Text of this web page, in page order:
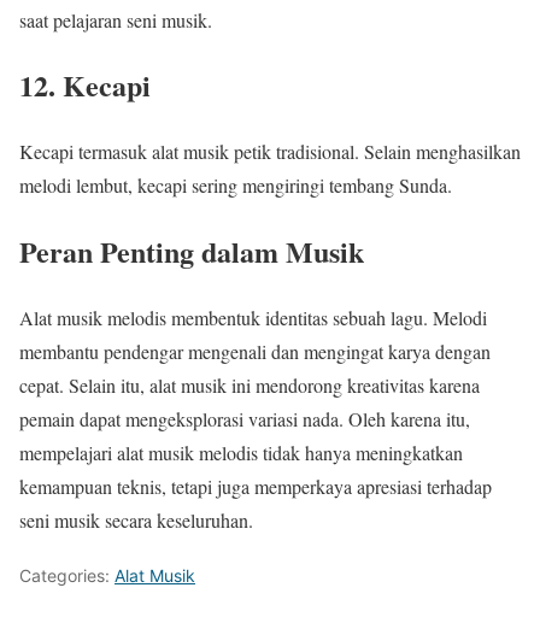
saat pelajaran seni musik.
12. Kecapi
Kecapitermasuk alat musik petik tradisional. Selain menghasilkan
melodi lembut, kecapi sering mengiringi tembang Sunda.
Peran Penting dalam Musik
Alat musik melodis membentuk identitas sebuah lagu. Melodi
membantu pendengar mengenali dan mengingat karya dengan
cepat. Selain itu, alat musik ini mendorong kreativitas karena
pemain dapat mengeksplorasi variasi nada. Oleh karena itu,
mempelajari alat musik melodis tidak hanya meningkatkan
kemampuan teknis, tetapi juga memperkaya apresiasi terhadap
seni musik secara keseluruhan.
Categories: Alat Musik